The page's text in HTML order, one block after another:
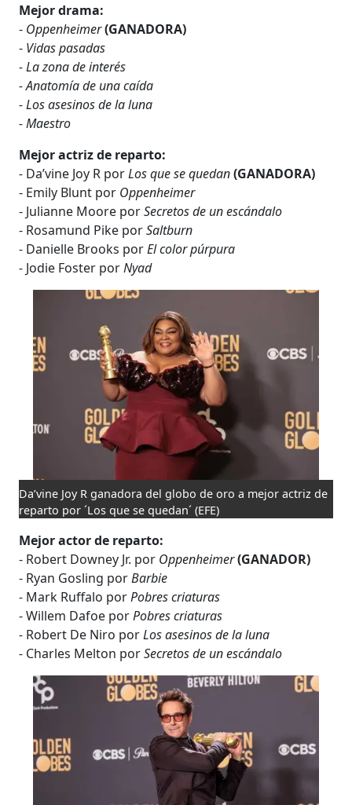
Mejor drama:
- Oppenheimer(GANADORA)
- Vidas pasadas
- La zona de interés
- Anatomía de una caída
- Los asesinos de la luna
- Maestro
Mejor actriz de reparto:
- Da’vine Joy R porLos que se quedan(GANADORA)
- Emily Blunt por Oppenheimer
- Julianne Moore porSecretos de un escándalo
- Rosamund Pike porSaltburn
- Danielle Brooks porEl color púrpura
- Jodie Foster porNyad
Da’vine Joy R ganadora del globo de oro a mejor actriz de
reparto por ´Los que se quedan´ (EFE)
Mejor actor de reparto:
- Robert Downey Jr. por Oppenheimer(GANADOR)
- Ryan Gosling porBarbie
- Mark Ruffalo porPobres criaturas
- Willem Dafoe porPobres criaturas
- Robert De Niro porLos asesinos de la luna
- Charles Melton porSecretos de un escándalo